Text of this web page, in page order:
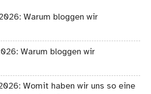
Warum bloggen wir
Warum bloggen wir
Womit haben wir uns so eine